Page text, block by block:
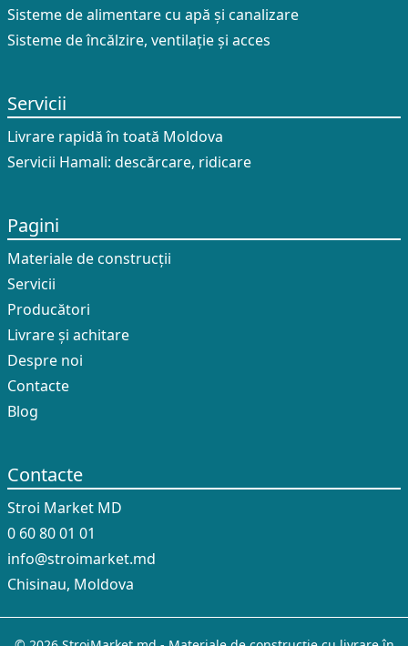
Sisteme de alimentare cu apă și canalizare
Sisteme de încălzire, ventilație și acces
Servicii
Livrare rapidă în toată Moldova
Servicii Hamali: descărcare, ridicare
Pagini
Materiale de construcții
Servicii
Producători
Livrare și achitare
Despre noi
Contacte
Blog
Contacte
Stroi Market MD
0 60 80 01 01
info@stroimarket.md
Chisinau, Moldova